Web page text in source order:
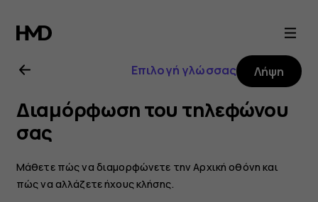
Οδηγίες
χρήσης
Nokia
8
Sirocco
Επιλογή γλώσσας Λήψη
Διαμόρφωση του τηλεφώνου
σας
Μάθετε πώς να διαμορφώνετε την Αρχική οθόνη και
πώς να αλλάζετε ήχους κλήσης.